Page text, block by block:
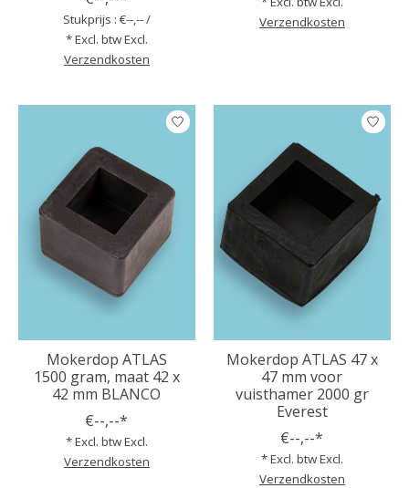
Stukprijs : €--,-- /
* Excl. btw Excl.
Verzendkosten
Verzendkosten
Mokerdop ATLAS
1500 gram, maat 42 x
42 mm BLANCO
€--,--*
* Excl. btw Excl.
Verzendkosten
Mokerdop ATLAS 47 x
47 mm voor
vuisthamer 2000 gr
Everest
€--,--*
* Excl. btw Excl.
Verzendkosten